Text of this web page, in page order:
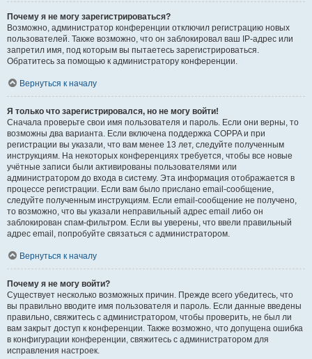
Почему я не могу зарегистрироваться?
Возможно, администратор конференции отключил регистрацию новых
пользователей. Также возможно, что он заблокировал ваш IP-адрес или
запретил имя, под которым вы пытаетесь зарегистрироваться.
Обратитесь за помощью к администратору конференции.
Вернуться к началу
Я только что зарегистрировался, но не могу войти!
Сначала проверьте свои имя пользователя и пароль. Если они верны, то
возможны два варианта. Если включена поддержка COPPA и при
регистрации вы указали, что вам менее 13 лет, следуйте полученным
инструкциям. На некоторых конференциях требуется, чтобы все новые
учётные записи были активированы пользователями или
администратором до входа в систему. Эта информация отображается в
процессе регистрации. Если вам было прислано email-сообщение,
следуйте полученным инструкциям. Если email-сообщение не получено,
то возможно, что вы указали неправильный адрес email либо он
заблокирован спам-фильтром. Если вы уверены, что ввели правильный
адрес email, попробуйте связаться с администратором.
Вернуться к началу
Почему я не могу войти?
Существует несколько возможных причин. Прежде всего убедитесь, что
вы правильно вводите имя пользователя и пароль. Если данные введены
правильно, свяжитесь с администратором, чтобы проверить, не был ли
вам закрыт доступ к конференции. Также возможно, что допущена ошибка
в конфигурации конференции, свяжитесь с администратором для
исправления настроек.